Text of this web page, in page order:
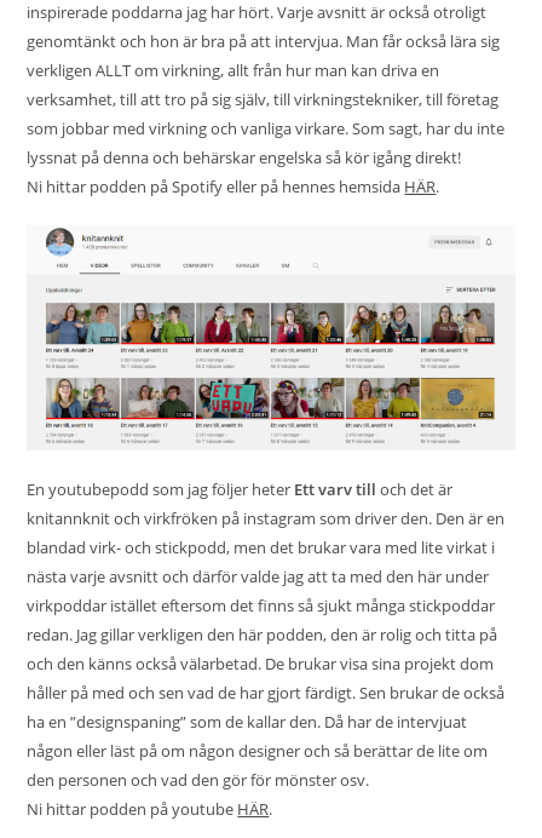
inspirerade poddarna jag har hört. Varje avsnitt är också otroligt
genomtänkt och hon är bra på att intervjua. Man får också lära sig
verkligen ALLT om virkning, allt från hur man kan driva en
verksamhet, till att tro på sig själv, till virkningstekniker, till företag
som jobbar med virkning och vanliga virkare. Som sagt, har du inte
lyssnat på denna och behärskar engelska så kör igång direkt!
Ni hittar podden på Spotify eller på hennes hemsida HÄR.
En youtubepodd som jag följer heter Ett varv till och det är
knitannknit och virkfröken på instagram som driver den. Den är en
blandad virk- och stickpodd, men det brukar vara med lite virkat i
nästa varje avsnitt och därför valde jag att ta med den här under
virkpoddar istället eftersom det finns så sjukt många stickpoddar
redan. Jag gillar verkligen den här podden, den är rolig och titta på
och den känns också välarbetad. De brukar visa sina projekt dom
håller på med och sen vad de har gjort färdigt. Sen brukar de också
ha en ”designspaning” som de kallar den. Då har de intervjuat
någon eller läst på om någon designer och så berättar de lite om
den personen och vad den gör för mönster osv.
Ni hittar podden på youtube HÄR.